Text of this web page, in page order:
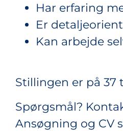
Har erfaring
Er
Kan arbejde
Stillingen er på
Spørgsmål?
Ansøgning og CV